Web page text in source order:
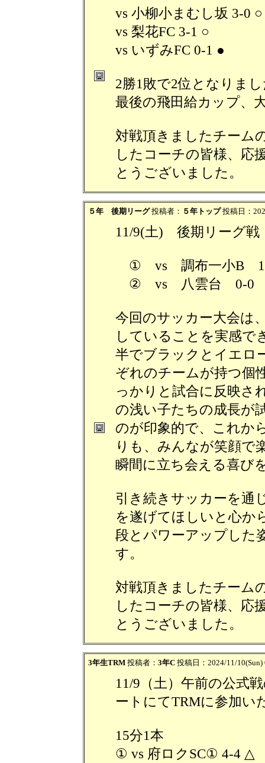
vs 小柳小まむし坂 3-0 ○
vs 梨花FC 3-1 ○
vs いずみFC 0-1 ●
2勝1敗で2位となりま
最後の飛田給カップ、
対戦頂きましたチーム
したコーチの皆様、応
とうございました。
５年 後期リーグ投稿者： ５年トップ投稿日：
11/9(土) 後期リーグ戦
① vs 調布一小B
② vs 八雲台 0-
今回のサッカー大会は
していることを実感で
半でブラックとイエロ
ぞれのチームが持つ個
っかりと試合に反映さ
の浅い子たちの成長が
のが印象的で、これか
りも、みんなが笑顔で
瞬間に立ち会える喜び
引き続きサッカーを通
を遂げてほしいと心か
段とパワーアップした
す。
対戦頂きましたチーム
したコーチの皆様、応
とうございました。
3年生TRM 投稿者： 3年C 投稿日：2024/11/
11/9（土）午前の公式
ートにてTRMに参加い
15分1本
① vs 府ロクSC① 4-4 △